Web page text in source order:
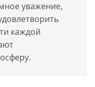
уважение,
каждой